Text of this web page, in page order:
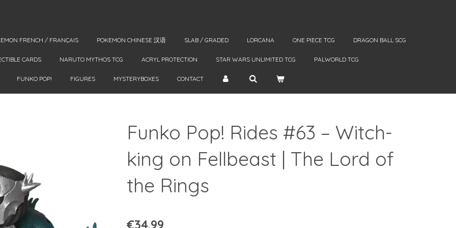
FRENCH / FRANÇAIS POKEMON CHINESE 汉语 SLAB / GRADED LORCANA ONE PIECE TCG DRAGON BALL SCG
CARDS NARUTO MYTHOS TCG ACRYL PROTECTION STAR WARS UNLIMITED TCG PALWORLD TCG
FUNKO POP! FIGURES MYSTERYBOXES CONTACT
Funko Pop! Rides #63 – Witch-
king on Fellbeast | The Lord of
the Rings
€34.99